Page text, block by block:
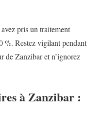
pris un traitement
%. Restez vigilant pendant
de Zanzibar et n’ignorez
à Zanzibar :